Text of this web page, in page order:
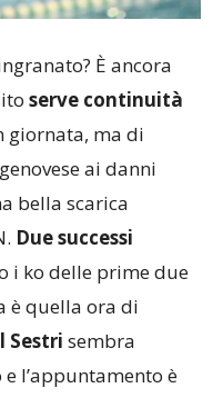
È ancora
serve continuità
giornata, ma di
ai danni
bella scarica
Due successi
i ko delle prime due
è quella ora di
Sestri sembra
l’appuntamento è